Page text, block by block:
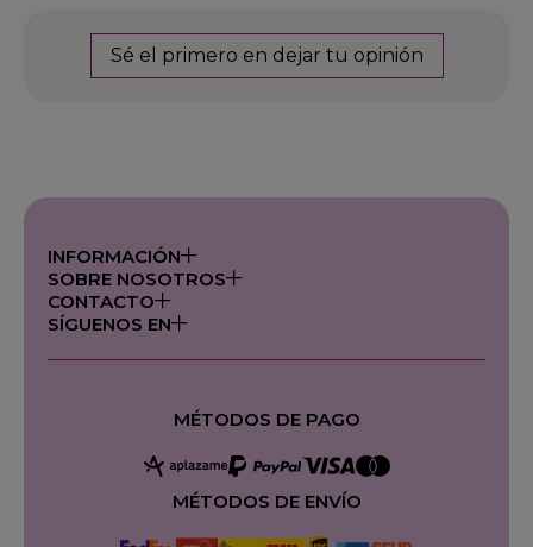
Sé el primero en dejar tu opinión
INFORMACIÓN
SOBRE NOSOTROS
CONTACTO
SÍGUENOS EN
MÉTODOS DE PAGO
MÉTODOS DE ENVÍO